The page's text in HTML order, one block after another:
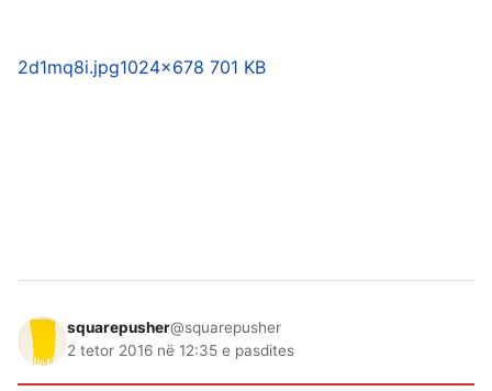
2d1mq8i.jpg1024×678 701 KB
squarepusher@squarepusher
2 tetor 2016 në 12:35 e pasdites